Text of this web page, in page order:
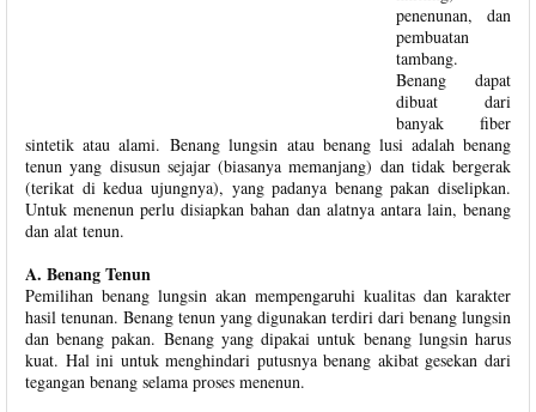
penenunan, dan
pembuatan
tambang.
Benang dapat
dibuat dari
banyak fiber
sintetik atau alami. Benang lungsin atau benang lusi adalah benang
tenun yang disusun sejajar (biasanya memanjang) dan tidak bergerak
(terikat di kedua ujungnya), yang padanya benang pakan diselipkan.
Untuk menenun perlu disiapkan bahan dan alatnya antara lain, benang
dan alat tenun.
A. Benang Tenun
Pemilihan benang lungsin akan mempengaruhi kualitas dan karakter
hasil tenunan. Benang tenun yang digunakan terdiri dari benang lungsin
dan benang pakan. Benang yang dipakai untuk benang lungsin harus
kuat. Hal ini untuk menghindari putusnya benang akibat gesekan dari
tegangan benang selama proses menenun.